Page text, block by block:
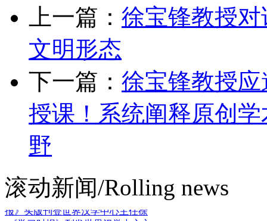
上一篇： 徐宝锋教授
文明形态
下一篇： 徐宝锋教授
授课！系统阐释原创
野
滚动新闻/Rolling news
徐宝锋教授应邀在哈佛大学肯尼
迪政府学院 ·2026肯尼迪中国论坛即
将召开，徐宝锋教授 ·
徐宝锋教授对
话朗宓榭教授：汉学作为一种
报！徐宝锋教授主编《汉学概论》
丙辉烁旧，午骏迎新！世界汉
学中心与您共 ·印尼汉学中心启动｜
徐宝锋：印尼汉学发展
学术新桥贯
通海上丝路！印尼汉学中心揭牌 · 文
明互鉴视角下的经济特区新探
“学术资源”与“实践经验”的双向赋
·搭建文明互鉴新枢纽，世界汉
坛 | 徐宝锋：发挥文学 ·《中国日
报》头版刊登世界汉学中心主任徐
任徐宝锋 ·东非首个汉学中心即将落